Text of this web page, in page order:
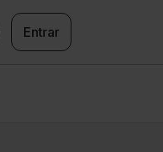
Entrar